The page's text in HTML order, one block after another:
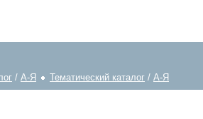
/ А-Я Тематический каталог / А-Я